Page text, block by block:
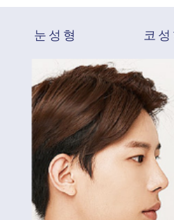
눈 성 형 코 성